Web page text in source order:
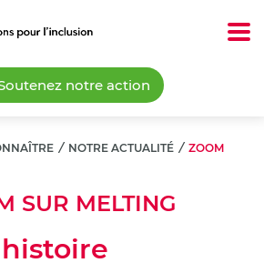
notre action
/ NOTRE ACTUALITÉ / ZOOM
SUR MELTING